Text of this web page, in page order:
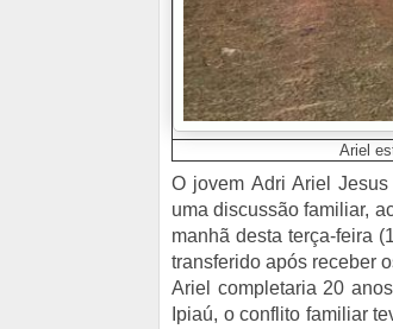
Ariel
O jovem Adri Ariel
uma discussão familiar,
manhã desta terça-feira
transferido após receber
Ariel completaria 20
Ipiaú, o conflito familiar